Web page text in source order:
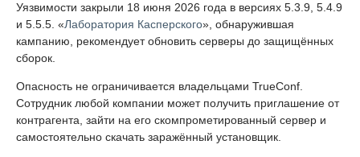
Уязвимости закрыли 18 июня 2026 года в версиях 5.3.9, 5.4.9
и 5.5.5. «Лаборатория Касперского», обнаружившая
кампанию, рекомендует обновить серверы до защищённых
сборок.
Опасность не ограничивается владельцами TrueConf.
Сотрудник любой компании может получить приглашение от
контрагента, зайти на его скомпрометированный сервер и
самостоятельно скачать заражённый установщик.